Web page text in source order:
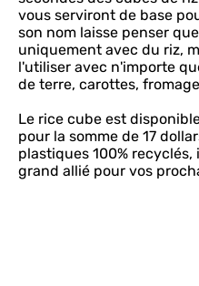
vous serviront de base
son nom laisse penser
uniquement avec du riz,
l'utiliser avec n'importe
de terre, carottes,
Le rice cube est
pour la somme de 17
plastiques 100%
grand allié pour vos